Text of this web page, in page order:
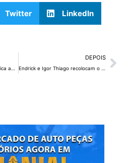
Twitter LinkedIn
DEPOIS